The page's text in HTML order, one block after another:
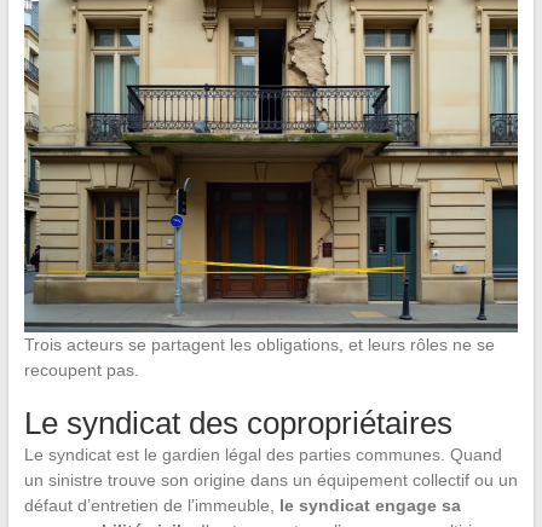
Trois acteurs se partagent les obligations, et leurs rôles ne se
recoupent pas.
Le syndicat des copropriétaires
Le syndicat est le gardien légal des parties communes. Quand
un sinistre trouve son origine dans un équipement collectif ou un
défaut d’entretien de l’immeuble, le syndicat engage sa